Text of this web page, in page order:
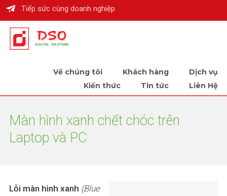
Tiếp sức cùng doanh nghiệp
Về chúng tôi Khách hàng
Dịch vụ
Kiến thức
Tin tức Liên Hệ
Màn hình xanh chết chóc trên
Laptop và PC
Lỗi màn hình xanh (Blue